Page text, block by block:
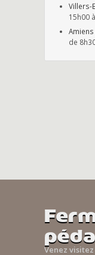
Villers-
15h00
Amiens
de
Venez